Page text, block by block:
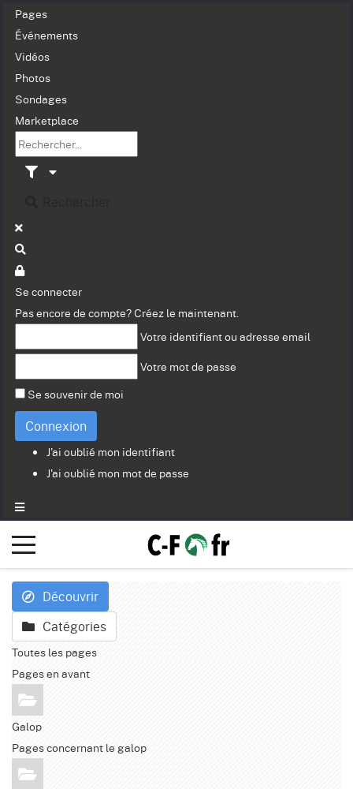
Pages
Événements
Vidéos
Photos
Sondages
Marketplace
Se connecter
Pas encore de compte? Créez le maintenant.
Votre identifiant ou adresse email
Votre mot de passe
Se souvenir de moi
Connexion
J'ai oublié mon identifiant
J'ai oublié mon mot de passe
Découvrir
Catégories
Toutes les pages
Pages en avant
Galop
Pages concernant le galop